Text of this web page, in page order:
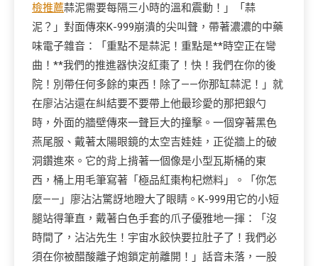
檢推薦蒜泥需要每隔三小時的溫和震動！」「蒜
泥？」對面傳來K-999崩潰的尖叫聲，帶著濃濃的中藥
味電子雜音：「重點不是蒜泥！重點是**時空正在彎
曲！**我們的推進器快沒紅棗了！快！我們在你的後
院！別帶任何多餘的東西！除了——你那缸蒜泥！」就
在廖沾沾還在糾結要不要帶上他最珍愛的那把銀勺
時，外面的牆壁傳來一聲巨大的撞擊。一個穿著黑色
燕尾服、戴著太陽眼鏡的太空吉娃娃，正從牆上的破
洞鑽進來。它的背上揹著一個像是小型瓦斯桶的東
西，桶上用毛筆寫著「極品紅棗枸杞燃料」。「你怎
麼——」廖沾沾驚訝地瞪大了眼睛。K-999用它的小短
腿站得筆直，戴著白色手套的爪子優雅地一揮：「沒
時間了，沾沾先生！宇宙水餃快要拉肚子了！我們必
須在你被醋酸離子炮鎖定前離開！」話音未落，一股